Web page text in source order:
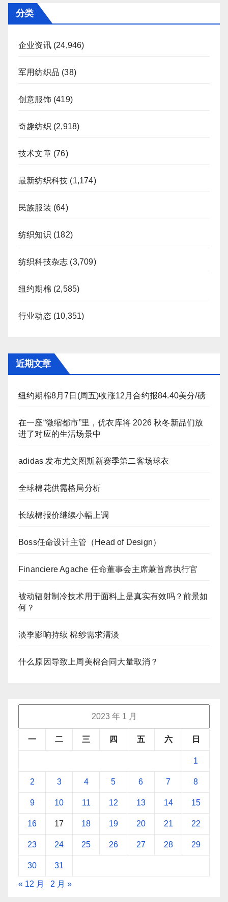
分类
企业资讯(24,946)
军用纺织品 (38)
创意服饰(419)
奇趣纺织 (2,918)
技术文章(76)
最新纺织科技 (1,174)
民族服装 (64)
纺织知识 (182)
纺织科技杂志 (3,709)
纽约期棉 (2,585)
行业动态(10,351)
近期文章
纽约期棉8月7日(周五)收涨12月合约报84.40美分/磅
在一座“微缩都市”里，优衣库将 2026 秋冬新品们放
进了对应的生活场景中
adidas 发布尤文图斯新赛季第二客场球衣
全球棉花供需格局分析
长绒棉报价继续小幅上调
Boss任命设计主管（Head of Design）
Financiere Agache 任命董事会主席兼首席执行官
被动辐射制冷技术用于面料上是真实有效吗？前景如
何？
淡季影响持续 棉纱需求清淡
什么原因导致上周美棉合同大量取消？
2023 年 1 月
一 二 三 四 五 六 日
1
2 3 4 5 6 7 8
9 10 11 12 13 14 15
16 17 18 19 20 21 22
23 24 25 26 27 28 29
30 31
« 12 月 2 月 »